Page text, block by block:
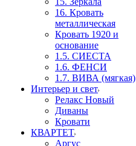
16. Кровать
металлическая
Кровать 1920 и
основание
1.5. СИЕСТА
1.6. ФЕНСИ
1.7. ВИВА (мягкая)
Интерьер и свет
Релакс Новый
Диваны
Кровати
КВАРТЕТ
Аргус